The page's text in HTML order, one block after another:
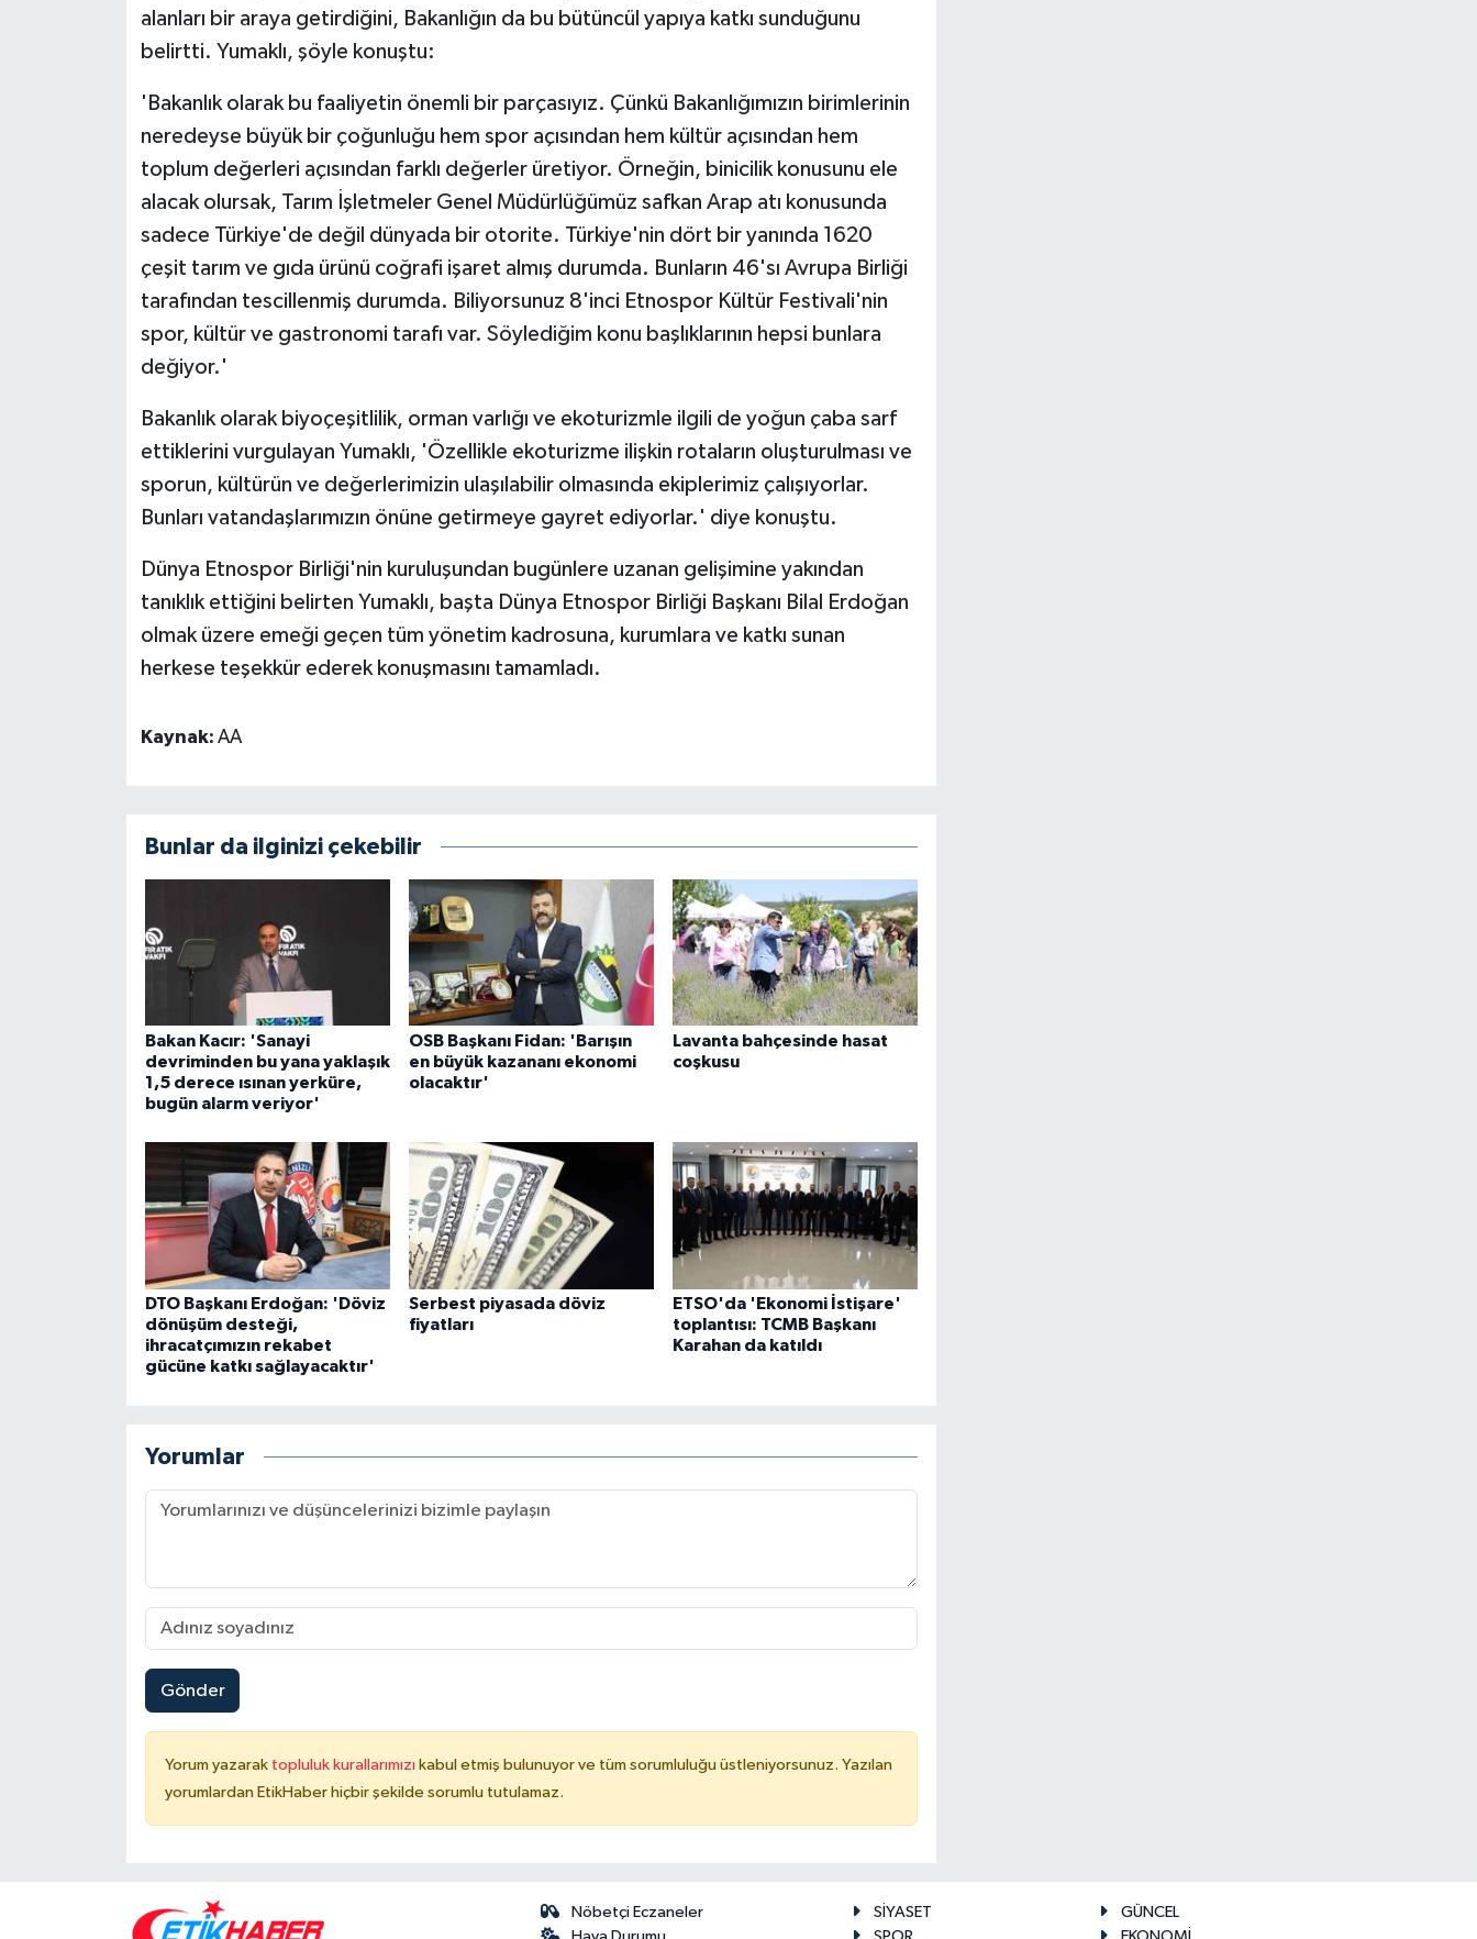
alanları bir araya getirdiğini, Bakanlığın da bu bütüncül yapıya katkı sunduğunu
belirtti. Yumaklı, şöyle konuştu:
'Bakanlık olarak bu faaliyetin önemli bir parçasıyız. Çünkü Bakanlığımızın birimlerinin
neredeyse büyük bir çoğunluğu hem spor açısından hem kültür açısından hem
toplum değerleri açısından farklı değerler üretiyor. Örneğin, binicilik konusunu ele
alacak olursak, Tarım İşletmeler Genel Müdürlüğümüz safkan Arap atı konusunda
sadece Türkiye'de değil dünyada bir otorite. Türkiye'nin dört bir yanında 1620
çeşit tarım ve gıda ürünü coğrafi işaret almış durumda. Bunların 46'sı Avrupa Birliği
tarafından tescillenmiş durumda. Biliyorsunuz 8'inci Etnospor Kültür Festivali'nin
spor, kültür ve gastronomi tarafı var. Söylediğim konu başlıklarının hepsi bunlara
değiyor.'
Bakanlık olarak biyoçeşitlilik, orman varlığı ve ekoturizmle ilgili de yoğun çaba sarf
ettiklerini vurgulayan Yumaklı, 'Özellikle ekoturizme ilişkin rotaların oluşturulması ve
sporun, kültürün ve değerlerimizin ulaşılabilir olmasında ekiplerimiz çalışıyorlar.
Bunları vatandaşlarımızın önüne getirmeye gayret ediyorlar.' diye konuştu.
Dünya Etnospor Birliği'nin kuruluşundan bugünlere uzanan gelişimine yakından
tanıklık ettiğini belirten Yumaklı, başta Dünya Etnospor Birliği Başkanı Bilal Erdoğan
olmak üzere emeği geçen tüm yönetim kadrosuna, kurumlara ve katkı sunan
herkese teşekkür ederek konuşmasını tamamladı.
Kaynak: AA
Bunlar da ilginizi çekebilir
Bakan Kacır: 'Sanayi
devriminden bu yana yaklaşık
1,5 derece ısınan yerküre,
bugün alarm veriyor'
OSB Başkanı Fidan: 'Barışın
en büyük kazananı ekonomi
olacaktır'
Lavanta bahçesinde hasat
coşkusu
DTO Başkanı Erdoğan: 'Döviz
dönüşüm desteği,
ihracatçımızın rekabet
gücüne katkı sağlayacaktır'
Serbest piyasada döviz
fiyatları
ETSO'da 'Ekonomi İstişare'
toplantısı: TCMB Başkanı
Karahan da katıldı
Yorumlar
Gönder
Yorum yazarak topluluk kurallarımızı kabul etmiş bulunuyor ve tüm sorumluluğu üstleniyorsunuz. Yazılan
yorumlardan EtikHaber hiçbir şekilde sorumlu tutulamaz.
Nöbetçi Eczaneler
SİYASET
GÜNCEL